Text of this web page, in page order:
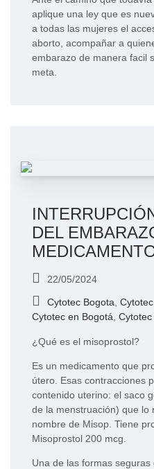
aplique una ley que es
a todas las mujeres el
aborto, acompañar a
embarazo de manera facil
meta.
DEL
22/05/2024
Cytotec Bogota
Cytotec en Bogotá
¿Qué es el misoprostol?
Es un medicamento que
útero. Esas contracciones
contenido uterino: el saco
de la menstruación) que lo
nombre de Misop. Tiene
Misoprostol 200 mcg.
Una de las formas